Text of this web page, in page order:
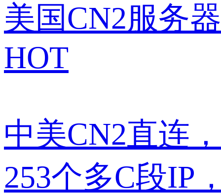
美国CN2服务器
HOT
中美CN2直连
253个多C段IP